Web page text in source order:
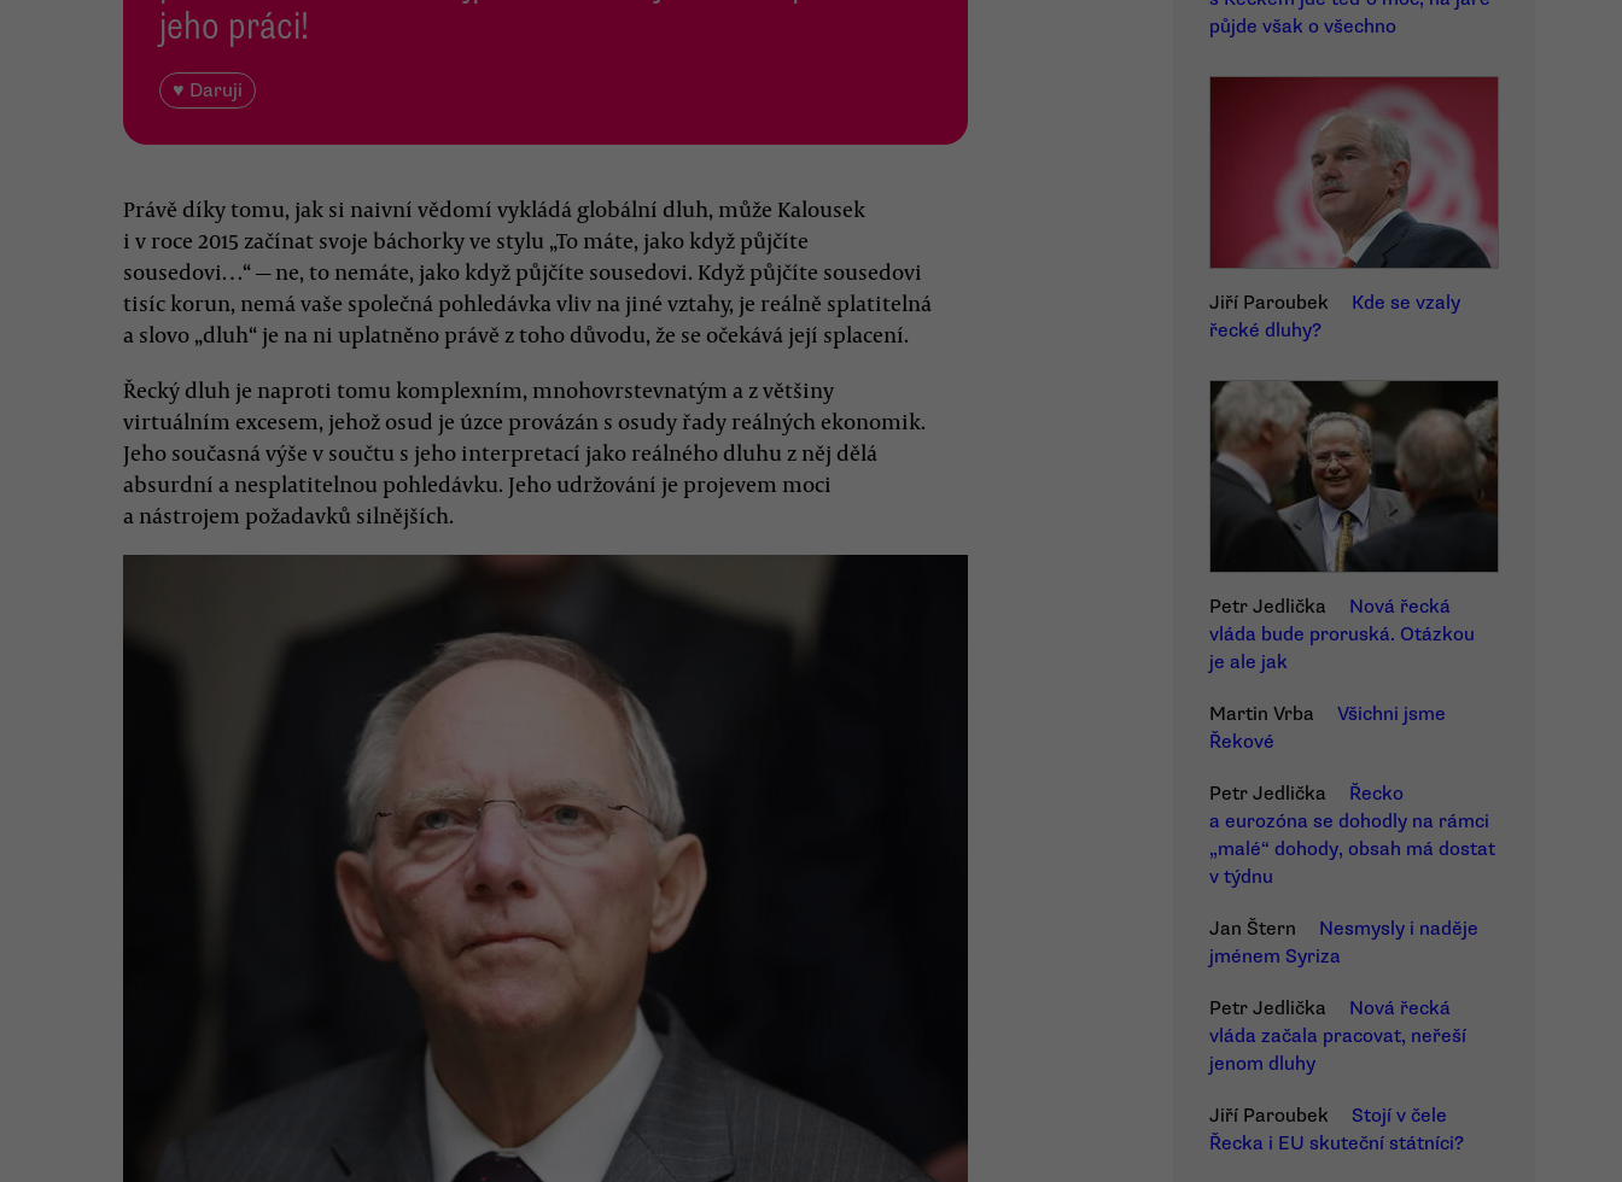
jeho práci!
♥ Daruji
Právě díky tomu, jak si naivní vědomí vykládá globální dluh, může Kalousek
i v roce 2015 začínat svoje báchorky ve stylu „To máte, jako když půjčíte
sousedovi…“ — ne, to nemáte, jako když půjčíte sousedovi. Když půjčíte sousedovi
tisíc korun, nemá vaše společná pohledávka vliv na jiné vztahy, je reálně splatitelná
a slovo „dluh“ je na ni uplatněno právě z toho důvodu, že se očekává její splacení.
Řecký dluh je naproti tomu komplexním, mnohovrstevnatým a z většiny
virtuálním excesem, jehož osud je úzce provázán s osudy řady reálných ekonomik.
Jeho současná výše v součtu s jeho interpretací jako reálného dluhu z něj dělá
absurdní a nesplatitelnou pohledávku. Jeho udržování je projevem moci
a nástrojem požadavků silnějších.
půjde však o všechno
Jiří Paroubek
Kde se vzaly
řecké dluhy?
Petr Jedlička
Nová řecká
vláda bude proruská. Otázkou
je ale jak
Martin Vrba
Všichni jsme
Řekové
Petr Jedlička
Řecko
a eurozóna se dohodly na rámci
„malé“ dohody, obsah má dostat
v týdnu
Jan Štern
Nesmysly i naděje
jménem Syriza
Petr Jedlička
Nová řecká
vláda začala pracovat, neřeší
jenom dluhy
Jiří Paroubek
Stojí v čele
Řecka i EU skuteční státníci?